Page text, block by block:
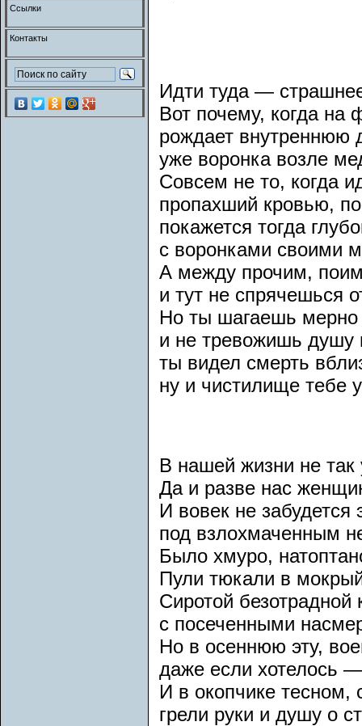
Идти туда —
Вот почему, когда на
рождает внутреннюю
уже воронка возле
Совсем не то, когда
пропахший кровью,
покажется тогда
с воронками своими
А между прочим,
и тут не спрячешься
Но ты шагаешь мерно
и не тревожишь душу
ты видел смерть
ну и чистилище тебе
В нашей жизни не так
Да и разве нас
И вовек не забудется
под взлохмаченным
Было хмуро,
Пули тюкали в
Сиротой безотрадной
с посеченными
Но в осеннюю эту,
даже если хотелось
И в окопчике тесном,
грели руки и душу о
Ссылки
Контакты